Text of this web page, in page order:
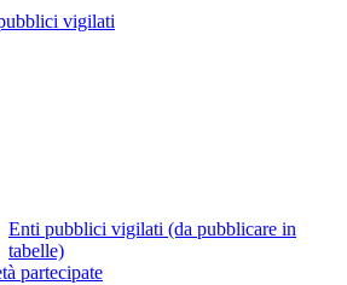
vigilati
Enti pubblici vigilati (da pubblicare in
tabelle)
partecipate